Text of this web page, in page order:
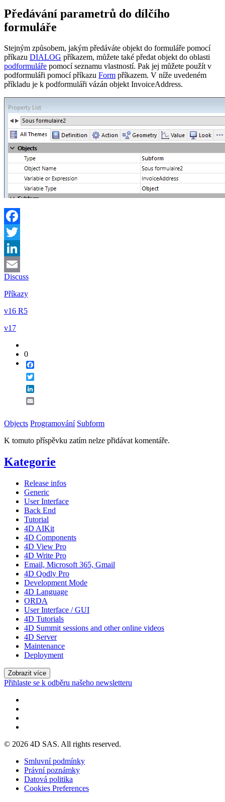
Předávání parametrů do dílčího
formuláře
Stejným způsobem, jakým předáváte objekt do formuláře pomocí
příkazu DIALOG příkazem, můžete také předat objekt do oblasti
podformuláře pomocí seznamu vlastností. Pak jej můžete použít v
podformuláři pomocí příkazu Form příkazem. V níže uvedeném
příkladu je k podformuláři vázán objektInvoiceAddress.
Facebook
Twitter
LinkedIn
Email
Discuss
Příkazy
v16 R5
v17
0
Objects Programování Subform
K tomuto příspěvku zatím nelze přidávat komentáře.
Kategorie
Release infos
Generic
User Interface
Back End
Tutorial
4D AIKit
4D Components
4D View Pro
4D Write Pro
Email, Microsoft 365, Gmail
4D Qodly Pro
Development Mode
4D Language
ORDA
User Interface / GUI
4D Tutorials
4D Summit sessions and other online videos
4D Server
Maintenance
Deployment
Zobrazit více
Přihlaste se k odběru našeho newsletteru
© 2026 4D SAS. All rights reserved.
Smluvní podmínky
Právní poznámky
Datová politika
Cookies Preferences